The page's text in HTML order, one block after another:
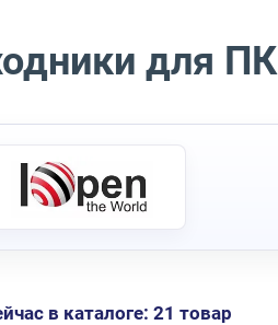
для ПК
в каталоге: 21 товар